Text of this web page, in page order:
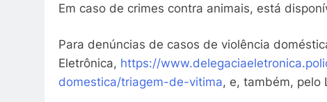
Em caso de crimes contra animais, está
Para denúncias de casos de violência
Eletrônica, https://
domestica/triagem-de-vitima, e, também, pelo